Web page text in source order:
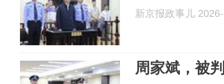
新京报政事儿
周家斌，被